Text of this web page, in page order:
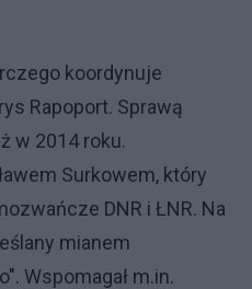
koordynuje
Rapoport. Sprawą
w 2014 roku.
Surkowem, który
DNR i ŁNR. Na
mianem
Wspomagał m.in.